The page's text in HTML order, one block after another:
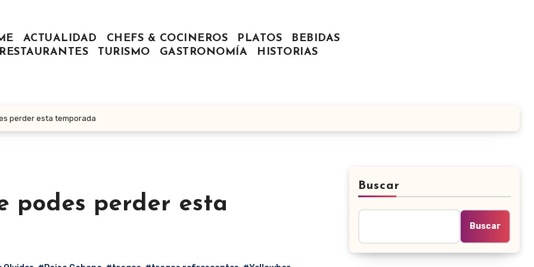
ACTUALIDAD CHEFS & COCINEROS PLATOS
BEBIDAS
RESTAURANTES
TURISMO GASTRONOMÍA HISTORIAS
perder esta temporada
podes perder esta
Buscar
Buscar